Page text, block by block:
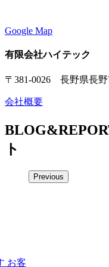
Google Map
有限会社ハイテック
〒381-0026 長野県長野
会社概要
ト
Previous
お客